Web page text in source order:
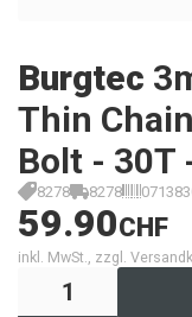
Burgtec
Thin
Bolt - 30T
8278 8278
59.90CHF
inkl. MwSt., zzgl.